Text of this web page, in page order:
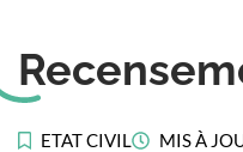
ETAT CIVIL MIS À